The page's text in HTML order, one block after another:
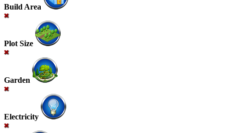
Build Area
Plot Size
Garden
Electricity